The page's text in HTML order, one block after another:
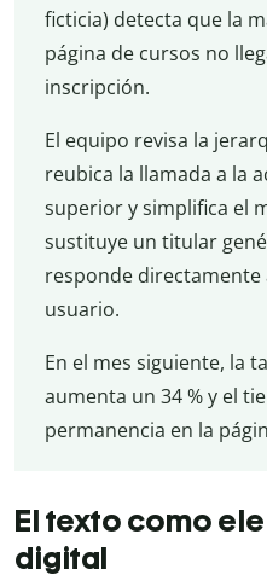
ficticia) detecta que la
página de cursos no
inscripción.
El equipo revisa la
reubica la llamada a la
superior y simplifica el
sustituye un titular
responde directamente
usuario.
En el mes siguiente, la
aumenta un 34 % y el
permanencia en la
El texto como
digital